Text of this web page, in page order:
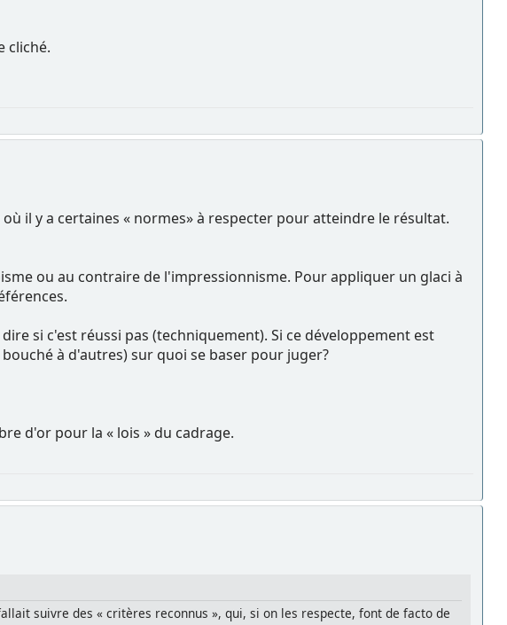
cliché.
il y a certaines « normes» à respecter pour atteindre le résultat.
ou au contraire de l'impressionnisme. Pour appliquer un glaci à
si c'est réussi pas (techniquement). Si ce développement est
à d'autres) sur quoi se baser pour juger?
d'or pour la « lois » du cadrage.
suivre des « critères reconnus », qui, si on les respecte, font de facto de